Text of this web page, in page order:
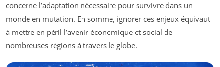
concerne l’adaptation nécessaire pour survivre dans un
monde en mutation. En somme, ignorer ces enjeux équivaut
à mettre en péril l’avenir économique et social de
nombreuses régions à travers le globe.